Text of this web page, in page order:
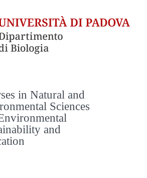
in Natural and
Sciences
and